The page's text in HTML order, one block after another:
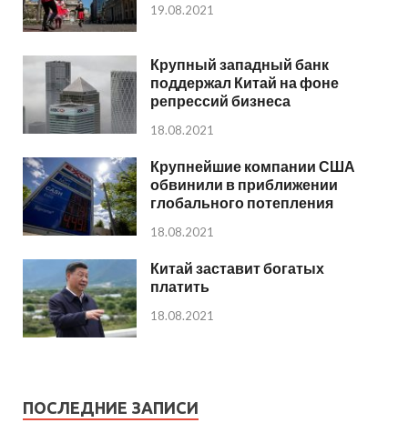
19.08.2021
Крупный западный банк
поддержал Китай на фоне
репрессий бизнеса
18.08.2021
Крупнейшие компании США
обвинили в приближении
глобального потепления
18.08.2021
Китай заставит богатых
платить
18.08.2021
ПОСЛЕДНИЕ ЗАПИСИ